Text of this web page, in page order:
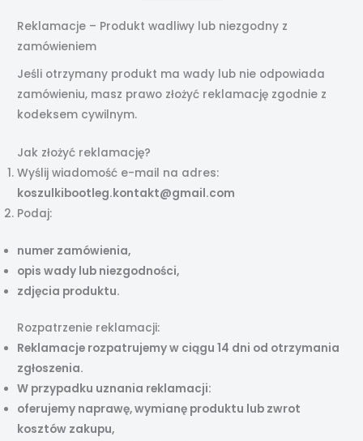
Reklamacje – Produkt wadliwy lub niezgodny z
zamówieniem
Jeśli otrzymany produkt ma wady lub nie odpowiada
zamówieniu, masz prawo złożyć reklamację zgodnie z
kodeksem cywilnym.
Jak złożyć reklamację?
Wyślij wiadomość e-mail na adres:
koszulkibootleg.kontakt@gmail.com
Podaj:
numer zamówienia,
opis wady lub niezgodności,
zdjęcia produktu.
Rozpatrzenie reklamacji:
Reklamacje rozpatrujemy w ciągu 14 dni od otrzymania
zgłoszenia.
W przypadku uznania reklamacji:
oferujemy naprawę, wymianę produktu lub zwrot
kosztów zakupu,